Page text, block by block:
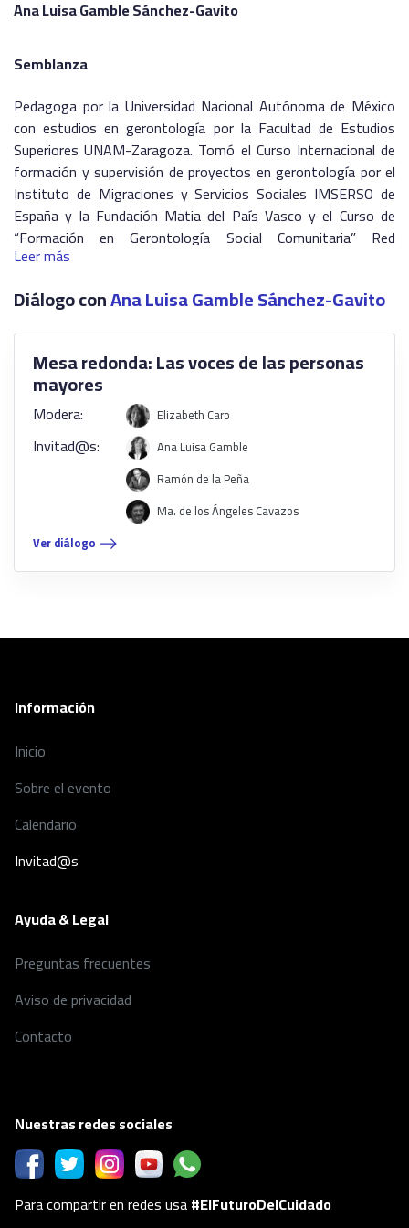
Ana Luisa Gamble Sánchez-Gavito
Semblanza
Pedagoga por la Universidad Nacional Autónoma de México
con estudios en gerontología por la Facultad de Estudios
Superiores UNAM-Zaragoza. Tomó el Curso Internacional de
formación y supervisión de proyectos en gerontología por el
Instituto de Migraciones y Servicios Sociales IMSERSO de
España y la Fundación Matia del País Vasco y el Curso de
“Formación en Gerontología Social Comunitaria” Red
Latinoamericana de Gerontología.
Directora de Atención Geriátrica del Instituto Nacional de las
Personas Adultas Mayores, de diciembre de 2019 a la fecha.
Casi 20 años en la administración pública del Gobierno de la
Ciudad de México en el tema de envejecimiento,
especialmente en modelos de atención gerontológica,
capacitación y sensibilización en temas gerontológicos y
atención a personas mayores violentadas en situación de
vulnerabilidad. Febrero 1999 a noviembre de 2019.
Leer más
Diálogo conAna Luisa Gamble Sánchez-Gavito
Mesa redonda: Las voces de las personas
mayores
Modera: Elizabeth Caro
Invitad@s:
Ana Luisa Gamble
Ramón de la Peña
Ma. de los Ángeles Cavazos
Ver diálogo
Información
Inicio
Sobre el evento
Calendario
Invitad@s
Ayuda & Legal
Preguntas frecuentes
Aviso de privacidad
Contacto
Nuestras redes sociales
Para compartir en redes usa#ElFuturoDelCuidado